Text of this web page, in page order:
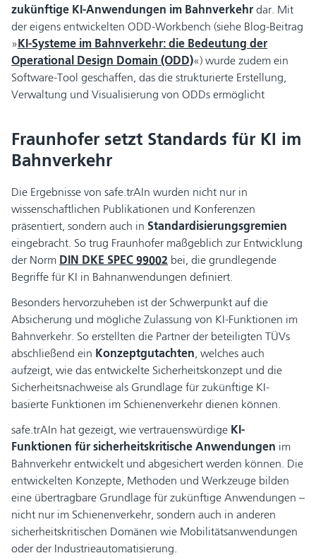
zukünftige KI-Anwendungen im Bahnverkehr dar. Mit
der eigens entwickelten ODD-Workbench (siehe Blog-Beitrag
»KI-Systeme im Bahnverkehr: die Bedeutung der
Operational Design Domain (ODD)«) wurde zudem ein
Software-Tool geschaffen, das die strukturierte Erstellung,
Verwaltung und Visualisierung von ODDs ermöglicht
Fraunhofer setzt Standards für KI im
Bahnverkehr
Die Ergebnisse von safe.trAIn wurden nicht nur in
wissenschaftlichen Publikationen und Konferenzen
präsentiert, sondern auch in Standardisierungsgremien
eingebracht. So trug Fraunhofer maßgeblich zur Entwicklung
der Norm DIN DKE SPEC 99002 bei, die grundlegende
Begriffe für KI in Bahnanwendungen definiert.
Besonders hervorzuheben ist der Schwerpunkt auf die
Absicherung und mögliche Zulassung von KI-Funktionen im
Bahnverkehr. So erstellten die Partner der beteiligten TÜVs
abschließend ein Konzeptgutachten , welches auch
aufzeigt, wie das entwickelte Sicherheitskonzept und die
Sicherheitsnachweise als Grundlage für zukünftige KI-
basierte Funktionen im Schienenverkehr dienen können.
safe.trAIn hat gezeigt, wie vertrauenswürdige KI-
Funktionen für sicherheitskritische Anwendungen im
Bahnverkehr entwickelt und abgesichert werden können. Die
entwickelten Konzepte, Methoden und Werkzeuge bilden
eine übertragbare Grundlage für zukünftige Anwendungen –
nicht nur im Schienenverkehr, sondern auch in anderen
sicherheitskritischen Domänen wie Mobilitätsanwendungen
oder der Industrieautomatisierung.